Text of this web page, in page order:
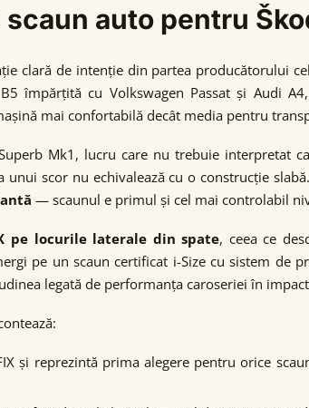
auto pentru
clară de intenție din partea producătorului
împărțită cu Volkswagen Passat și Audi
mai confortabilă decât media pentru
Mk1, lucru care nu trebuie
unui scor nu echivalează cu o construcție
— scaunul e primul și cel mai controlabil
pe locurile laterale din spate, ceea ce
pe un scaun certificat i-Size cu sistem de
legată de performanța caroseriei în
și reprezintă prima alegere pentru orice